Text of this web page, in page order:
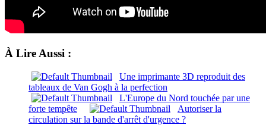
À Lire Aussi :
Une imprimante 3D reproduit des
tableaux de Van Gogh à la perfection
L'Europe du Nord touchée par une
forte tempête
Autoriser la
circulation sur la bande d'arrêt d'urgence ?